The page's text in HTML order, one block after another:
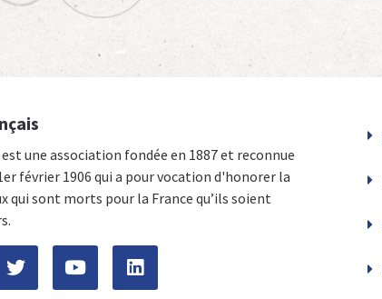
une association fondée en 1887 et reconnue
février 1906 qui a pour vocation d'honorer la
qui sont morts pour la France qu’ils soient